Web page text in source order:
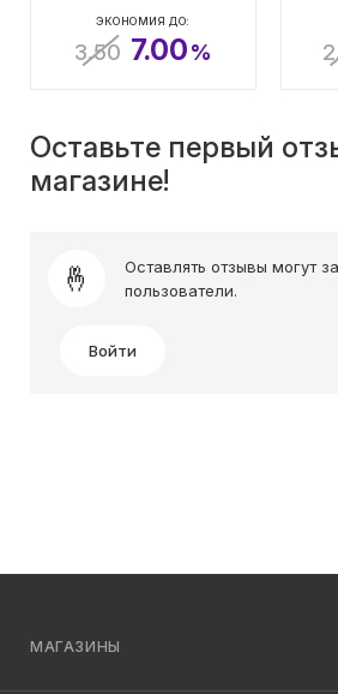
ЭКОНОМИЯ ДО:
3.50 7.00%
Оставьте первый
магазине!
Оставлять отзывы могут
пользователи.
Войти
МАГАЗИНЫ